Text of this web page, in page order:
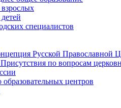
специалистов
Русской Православной
по вопросам
центров